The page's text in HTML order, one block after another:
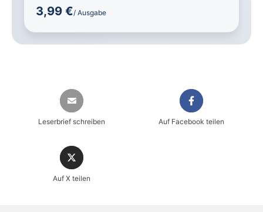
3,99 €/ Ausgabe
Leserbrief schreiben Auf Facebook teilen
Auf X teilen